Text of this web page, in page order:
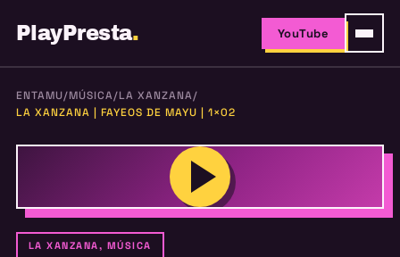
PlayPresta. YouTube
ENTAMU/MÚSICA/LA XANZANA/
LA XANZANA | FAYEOS DE MAYU | 1×02
LA XANZANA, MÚSICA